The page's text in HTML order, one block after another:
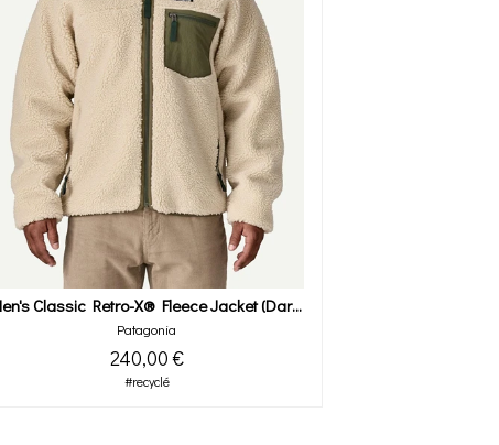
Men's Classic Retro-X® Fleece Jacket (dark Natural W/basin Green)
Patagonia
240,00 €
#recyclé